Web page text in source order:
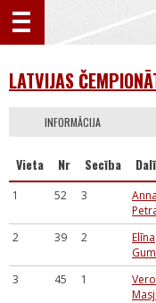
LATVIJAS
INFORMĀCIJA
Vieta Nr Secība
1 52 3
2 39 2
Elīna
3 45 1